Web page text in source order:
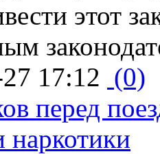
этот
17:12 (0)
перед
наркотики